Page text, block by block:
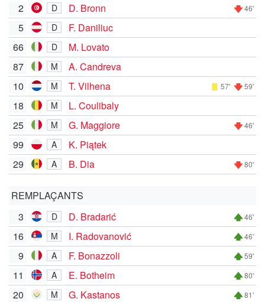
2 D D. Bronn 46'
5 D
F. Daniliuc
66
D
M. Lovato
87
M
A. Candreva
10
M T. Vilhena 57' 59'
18 M
L. Coulibaly
25
M G. Maggiore 46'
99 A
K. Piątek
29
A B. Dia 80'
REMPLAÇANTS
3
D D. Bradarić 46'
16 M I. Radovanović 46'
9 A F. Bonazzoli 59'
11 A E. Botheim 80'
20 M G. Kastanos 81'